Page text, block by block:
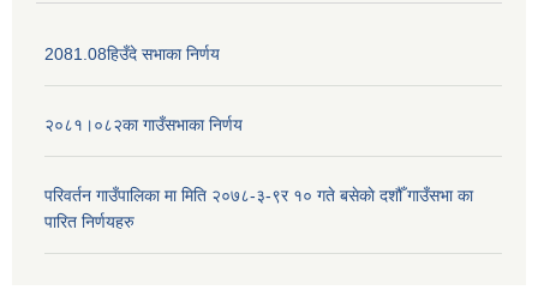
2081.08हिउँदे सभाका निर्णय
२०८१।०८२का गाउँसभाका निर्णय
परिवर्तन गाउँपालिका मा मिति २०७८-३-९र १० गते बसेकाे दशौँ गाउँसभा का
पारित निर्णयहरु